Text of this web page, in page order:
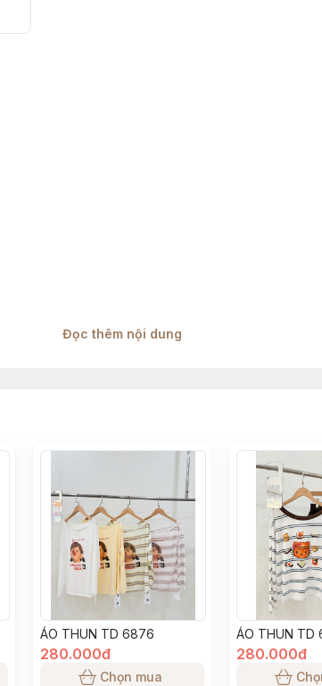
theo đúng thông số từ nhà máy sản xuất
sản xuất, màu sắc sản phẩm đảm bảo giống
Đọc thêm nội dung
ÁO THUN TD 6876
280.000đ
Chọn mua
ÁO THUN TD
280.000đ